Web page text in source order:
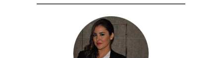
cookies no